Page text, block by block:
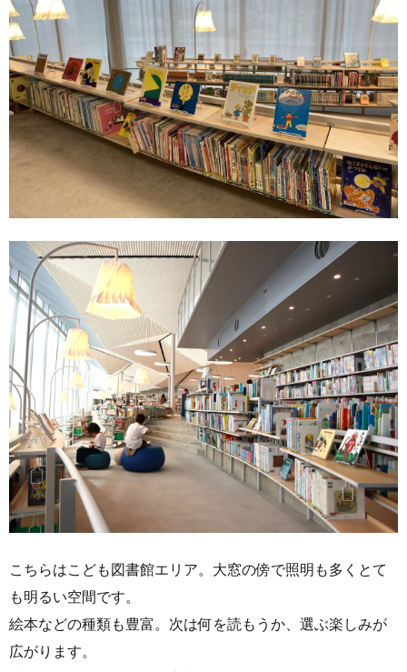
こちらはこども図書館エリア。大窓の傍で照明も多くとて
も明るい空間です。
絵本などの種類も豊富。次は何を読もうか、選ぶ楽しみが
広がります。